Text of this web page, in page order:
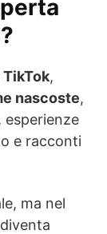
,
nascoste,
, esperienze
e racconti
ma nel